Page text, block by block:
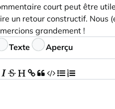
court peut être
un retour constructif. Nous
grandement !
Texte Aperçu